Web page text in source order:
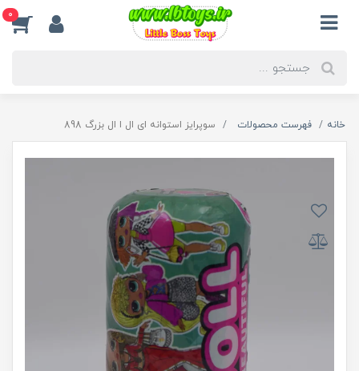
0
خانه فهرست محصولات سوپرایز استوانه ای ال ا ال بزرگ 898